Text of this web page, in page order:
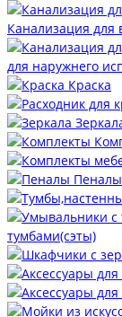
Канализация для
для наружнего
Краска
Пеналы
тумбами(сэты)